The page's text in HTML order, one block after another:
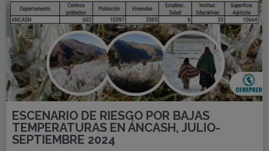
ESCENARIO DE RIESGO POR BAJAS
TEMPERATURAS EN ÁNCASH, JULIO-
SEPTIEMBRE 2024